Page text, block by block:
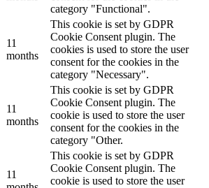
category "Functional".
11
months
This cookie is set by GDPR
Cookie Consent plugin. The
cookies is used to store the user
consent for the cookies in the
category "Necessary".
11
months
This cookie is set by GDPR
Cookie Consent plugin. The
cookie is used to store the user
consent for the cookies in the
category "Other.
11
This cookie is set by GDPR
Cookie Consent plugin. The
cookie is used to store the user